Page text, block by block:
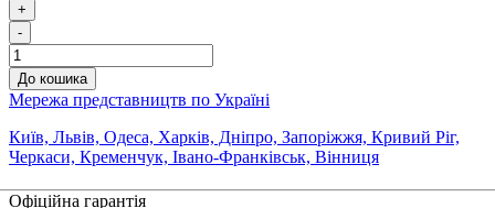
+
-
До кошика
Мережа представництв по Україні
Київ, Львів, Одеса, Харків, Дніпро, Запоріжжя, Кривий Ріг,
Черкаси, Кременчук, Івано-Франківськ, Вінниця
Офіційна гарантія